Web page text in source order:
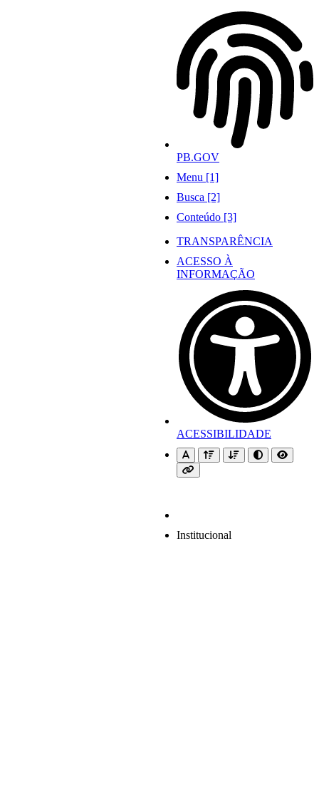
PB.GOV
Menu [1]
Busca [2]
Conteúdo [3]
TRANSPARÊNCIA
ACESSO À
INFORMAÇÃO
ACESSIBILIDADE
Institucional